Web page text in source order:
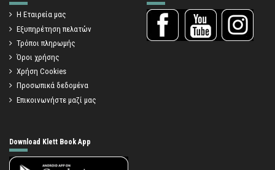
Η Εταιρεία μας
Εξυπηρέτηση πελατών
Τρόποι πληρωμής
Όροι χρήσης
Χρήση Cookies
Προσωπικά δεδομένα
Επικοινωνήστε μαζί μας
Download Klett Book App